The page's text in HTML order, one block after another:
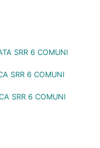
SRR 6 COMUNI
SRR 6 COMUNI
SRR 6 COMUNI